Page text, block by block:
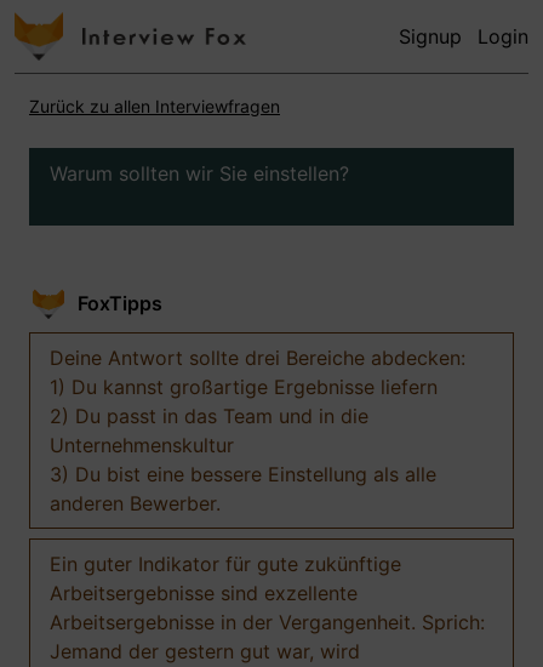
Signup Login
Zurück zu allen Interviewfragen
Warum sollten wir Sie einstellen?
FoxTipps
Deine Antwort sollte drei Bereiche abdecken:
1) Du kannst großartige Ergebnisse liefern
2) Du passt in das Team und in die
Unternehmenskultur
3) Du bist eine bessere Einstellung als alle
anderen Bewerber.
Ein guter Indikator für gute zukünftige
Arbeitsergebnisse sind exzellente
Arbeitsergebnisse in der Vergangenheit. Sprich:
Jemand der gestern gut war, wird